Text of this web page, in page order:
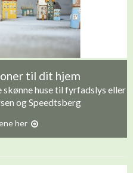
til dit hjem
skønne huse til fyrfadslys eller
og Speedtsberg
her